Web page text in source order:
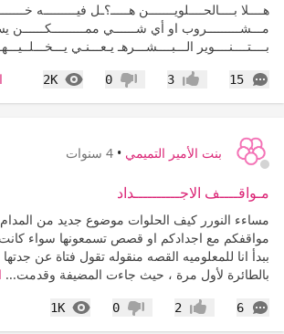
هــــلا بــــالحــــلويـــــــن هـــــ؟ـل فيـــــــــه
مـــشـــــــــروب او أي شــــــي ممـــــــــكــــــن
بــــتــــنــــوير الـــبــــشـــرهـ يـعـــنـي
15
التعليقات إعجاب3 عدم إعجاب
0
2K
المشاهدات
بنت الأمير التميمي • 4 سنوات
مـواقــــف الاجــــــــــداد
مساءء النورر كيف الحلوات موضوع جديد من
مواقفكم مع اجدادكم او قصص تسمعونها سواء
ببدأ انا للمعلوميه القصه منقوله تقول فتاة عن
بالطائرة لأول مرة ، حيث جاءت المضيفة وقدمت...
6
التعليقات إعجاب2 عدم إعجاب
0
1K
المشاهدات